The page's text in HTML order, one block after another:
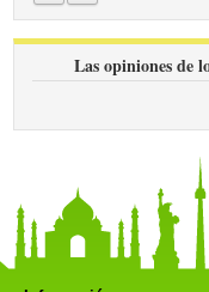
Las opiniones de